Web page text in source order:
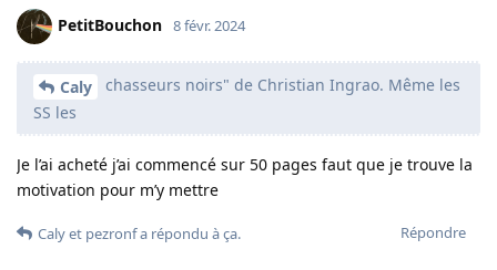
PetitBouchon 8 févr. 2024
Caly
chasseurs noirs" de Christian Ingrao. Même les
SS les
Je l’ai acheté j’ai commencé sur 50 pages faut que je trouve la
motivation pour m’y mettre
Répondre
Calyet pezronfa répondu à ça.